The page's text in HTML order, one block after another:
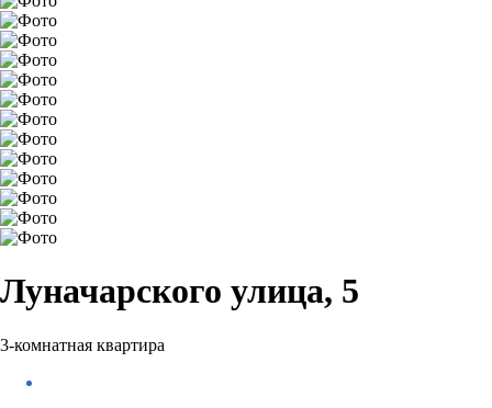
Луначарского улица, 5
3-комнатная квартира